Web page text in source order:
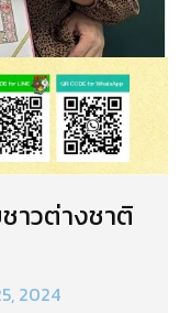
าวต่างชาติ
2024